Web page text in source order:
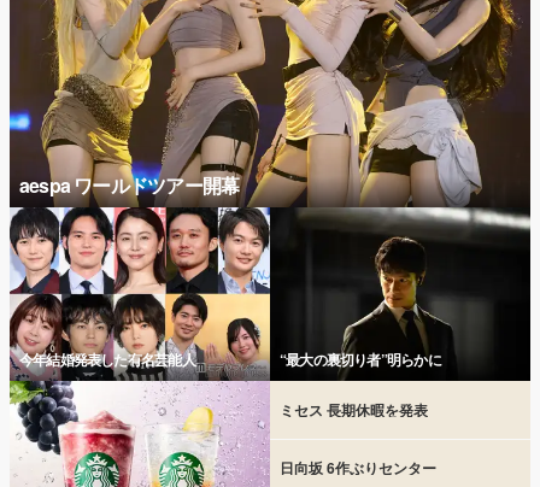
aespa ワールドツアー開幕
今年結婚発表した有名芸能人 “最大の裏切り者”明らかに
ミセス 長期休暇を発表
日向坂 6作ぶりセンター